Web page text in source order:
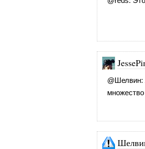
@Шелвин: